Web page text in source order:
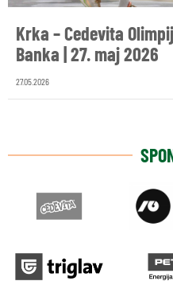
Krka – Cedevita
Banka | 27. maj 2026
27.05.2026